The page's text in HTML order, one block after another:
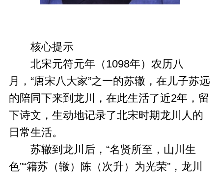
核心提示
北宋元符元年（1098年）农历八
月，“唐宋八大家”之一的苏辙，在儿子苏远
的陪同下来到龙川，在此生活了近2年，留
下诗文，生动地记录了北宋时期龙川人的
日常生活。
苏辙到龙川后，“名贤所至，山川生
色”“籍苏（辙）陈（次升）为光荣”，龙川